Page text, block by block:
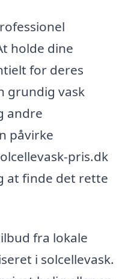
holde dine
for deres
grundig vask
andre
påvirke
pris.dk
at finde det rette
fra lokale
i solcellevask.